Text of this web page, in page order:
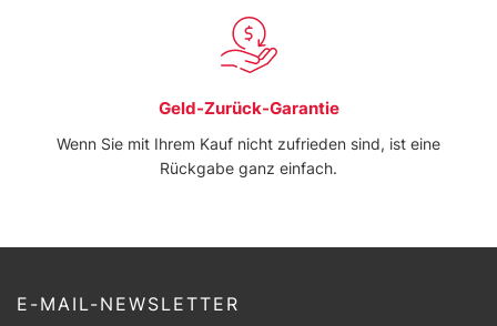
Geld-Zurück-Garantie
Wenn Sie mit Ihrem Kauf nicht zufrieden sind, ist eine
Rückgabe ganz einfach.
E-MAIL-NEWSLETTER